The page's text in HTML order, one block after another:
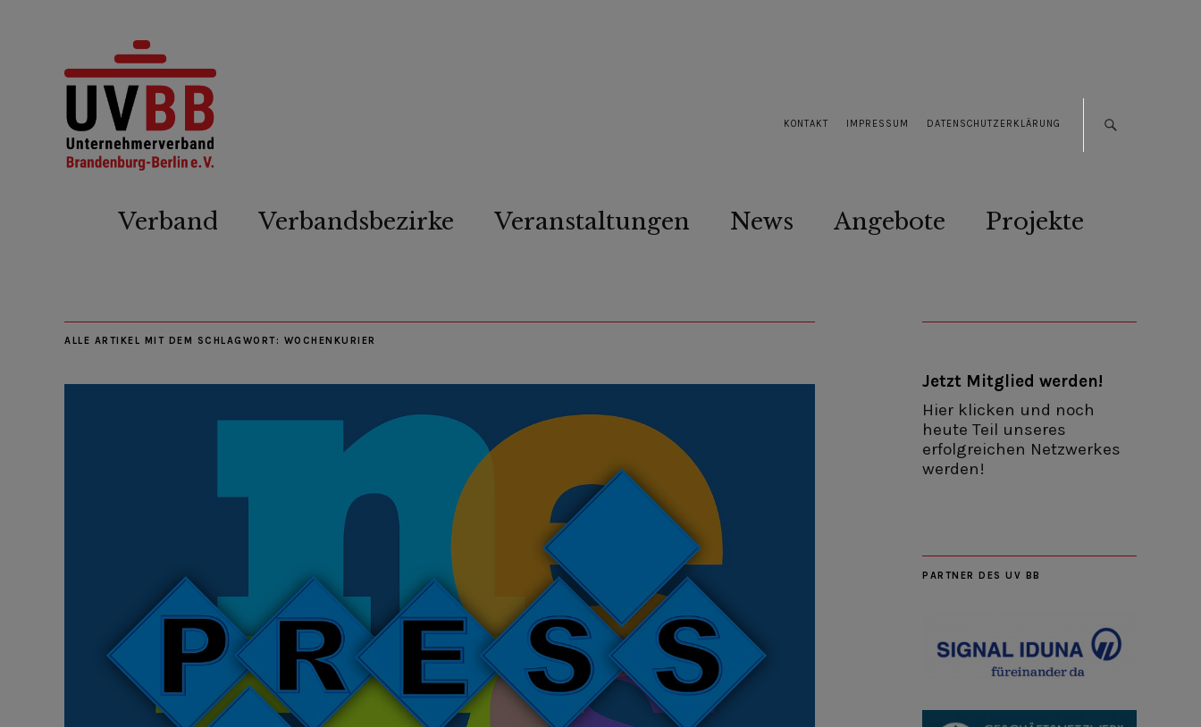
KONTAKT IMPRESSUM DATENSCHUTZERKLÄRUNG
Verband Verbandsbezirke Veranstaltungen News Angebote Projekte
ALLE ARTIKEL MIT DEM SCHLAGWORT: WOCHENKURIER
Jetzt Mitglied werden!
Hier klicken und noch
heute Teil unseres
erfolgreichen Netzwerkes
werden!
PARTNER DES UV BB